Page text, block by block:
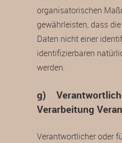
organisatorischen
gewährleisten, dass
Daten nicht einer
identifizierbaren
werden.
g)
Verarbeitung
Verantwortlicher oder